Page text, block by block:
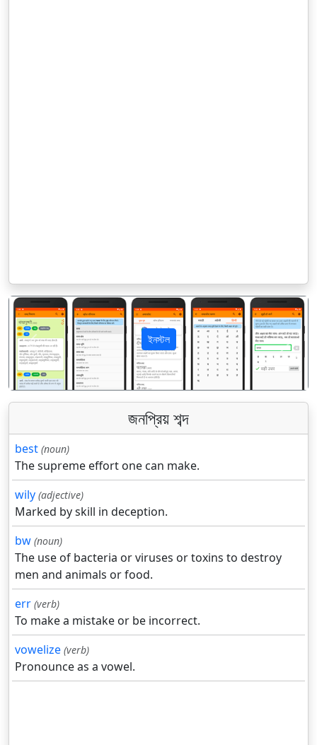
ইনস্টল
पिछला अगला
জনপ্রিয় শব্দ
best (noun)
The supreme effort one can make.
wily (adjective)
Marked by skill in deception.
bw (noun)
The use of bacteria or viruses or toxins to destroy
men and animals or food.
err (verb)
To make a mistake or be incorrect.
vowelize (verb)
Pronounce as a vowel.